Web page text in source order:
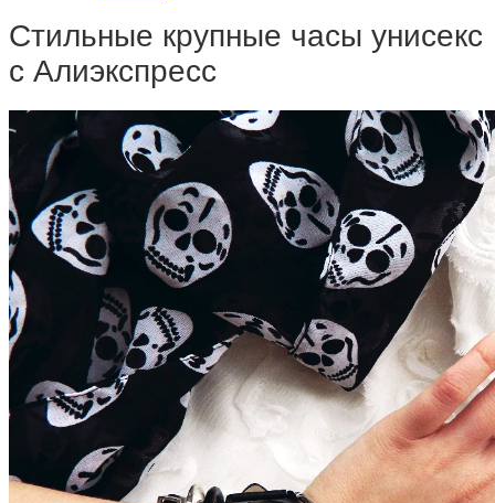
Стильные крупные часы унисекс
с Алиэкспресс